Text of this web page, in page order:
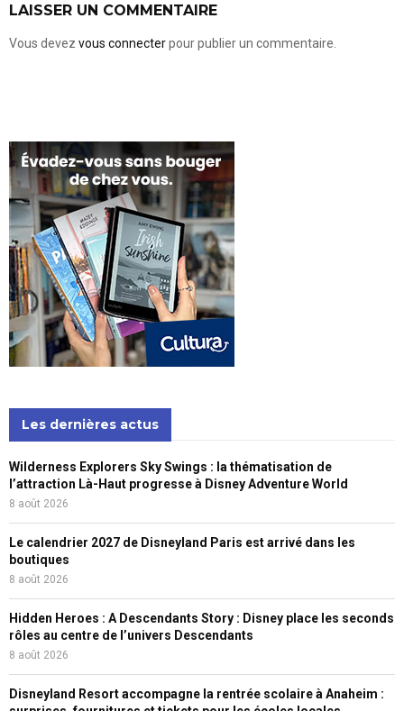
LAISSER UN COMMENTAIRE
Vous devez vous connecterpour publier un commentaire.
Les dernières actus
Wilderness Explorers Sky Swings : la thématisation de
l’attraction Là-Haut progresse à Disney Adventure World
8 août 2026
Le calendrier 2027 de Disneyland Paris est arrivé dans les
boutiques
8 août 2026
Hidden Heroes : A Descendants Story : Disney place les seconds
rôles au centre de l’univers Descendants
8 août 2026
Disneyland Resort accompagne la rentrée scolaire à Anaheim :